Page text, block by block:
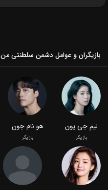
بازیگران و عوامل دشمن سلطنتی من
لیم جی یون
بازیگر
هو نام جون
بازیگر